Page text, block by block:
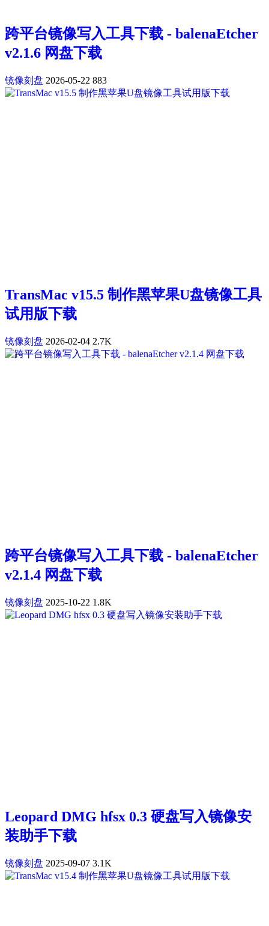
跨平台镜像写入工具下载 - balenaEtcher
v2.1.6 网盘下载
镜像刻盘 2026-05-22 883
TransMac v15.5 制作黑苹果U盘镜像工具
试用版下载
镜像刻盘 2026-02-04 2.7K
跨平台镜像写入工具下载 - balenaEtcher
v2.1.4 网盘下载
镜像刻盘 2025-10-22 1.8K
Leopard DMG hfsx 0.3 硬盘写入镜像安
装助手下载
镜像刻盘 2025-09-07 3.1K